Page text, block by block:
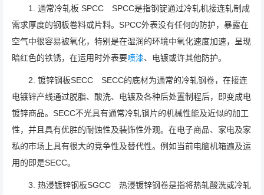
1. 通常冷轧板 SPCC SPCC是指钢锭通过冷轧机接连轧制成
需求厚度的钢板卷料或片料。SPCC外表没有任何的防护，暴露在
空气中很容易被氧化，特别是在湿润的环境中氧化速度加速，呈现
暗红色的铁锈，在运用时外表要喷漆、电镀或许其他防护。
2. 镀锌钢板SECC SECC的底材为通常的冷轧钢卷，在接连
电镀锌产线通过脱脂、酸洗、电镀及各种后处置制程后，即变成电
镀锌商品。SECC不光具有通常冷轧钢片的机械性能及近似的加工
性，并且具有优胜的耐蚀性及装饰性外观。在电子商品、家电及家
私的市场上具有很大的竞争性及替代性。例如当前电脑机箱遍及运
用的即是SECC。
3. 热浸镀锌钢板SGCC 热浸镀锌钢卷是指将热轧酸洗或冷轧